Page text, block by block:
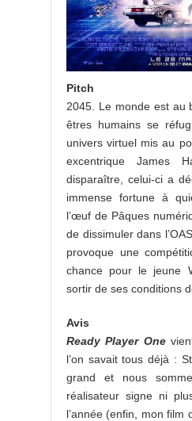
Pitch
2045. Le monde est au
êtres humains se
univers virtuel mis au
excentrique James
disparaître, celui-ci a
immense fortune à
l’œuf de Pâques
de dissimuler dans
provoque une
chance pour le jeune
sortir de ses conditions
Avis
Ready Player One
l’on savait tous déjà :
grand et nous
réalisateur signe ni
l’année (enfin, mon film